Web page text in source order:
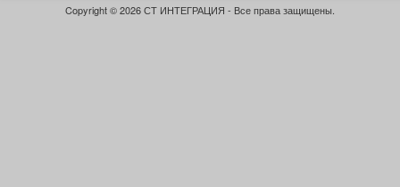
Copyright © 2026 СТ ИНТЕГРАЦИЯ - Все права защищены.